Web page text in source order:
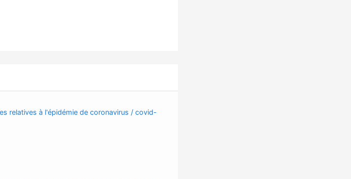
relatives à l'épidémie de coronavirus / covid-